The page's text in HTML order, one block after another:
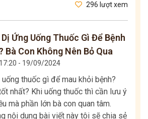
296 lượt xem
Ứng Uống Thuốc Gì Để Bệnh
Bà Con Không Nên Bỏ Qua
17:20 - 19/09/2024
thuốc gì để mau khỏi bệnh?
nhất? Khi uống thuốc thì cần lưu ý
mà phần lớn bà con quan tâm.
nội dung bài viết này tôi sẽ chia sẻ